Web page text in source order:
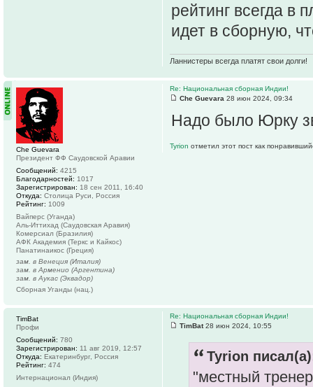
рейтинг всегда в
идет в сборную,
Ланнистеры всегда платят свои долги!
Re: Национальная сборная Индии!
Che Guevara 28 июн 2024, 09:34
Надо было Юрку
Tyrion отметил этот пост как
Che Guevara
Президент ФФ Саудовской Аравии
Сообщений: 4215
Благодарностей: 1017
Зарегистрирован: 18 сен 2011, 16:40
Откуда: Столица Руси, Россия
Рейтинг: 1009
Вайперс (Уганда)
Аль-Иттихад (Саудовская Аравия)
Комерсиал (Бразилия)
АФК Академия (Теркс и Кайкос)
Панатинаикос (Греция)
зам. в Венеция (Италия)
зам. в Арменио (Аргентина)
зам. в Аукас (Эквадор)
Сборная Уганды (нац.)
Re: Национальная сборная Индии!
TimBat28 июн 2024, 10:55
Tyrion
"местный
TimBat
Профи
Сообщений: 780
Зарегистрирован: 11 авг 2019, 12:57
Откуда: Екатеринбург, Россия
Рейтинг: 474
Интернационал (Индия)